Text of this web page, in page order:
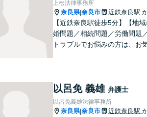
上松法律事務所
奈良県|奈良市 近鉄奈良駅
【近鉄奈良駅徒歩5分】【地
婚問題／相続問題／労働問題
トラブルでお悩みの方は、お
以呂免 義雄 弁護士
以呂免義雄法律事務所
奈良県|奈良市 近鉄奈良駅